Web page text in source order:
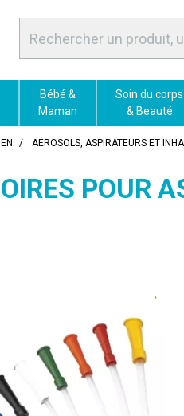
Bébé &
Maman
Soin du corps
& Beauté
AÉROSOLS, ASPIRATEURS ET
POUR